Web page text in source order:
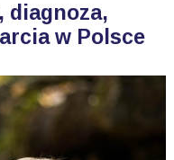
diagnoza,
w Polsce